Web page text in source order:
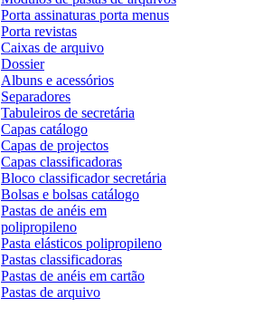
Porta assinaturas porta menus
Porta revistas
Caixas de arquivo
Dossier
Albuns e acessórios
Separadores
Tabuleiros de secretária
Capas catálogo
Capas de projectos
Capas classificadoras
Bloco classificador secretária
Bolsas e bolsas catálogo
Pastas de anéis em
polipropileno
Pasta elásticos polipropileno
Pastas classificadoras
Pastas de anéis em cartão
Pastas de arquivo